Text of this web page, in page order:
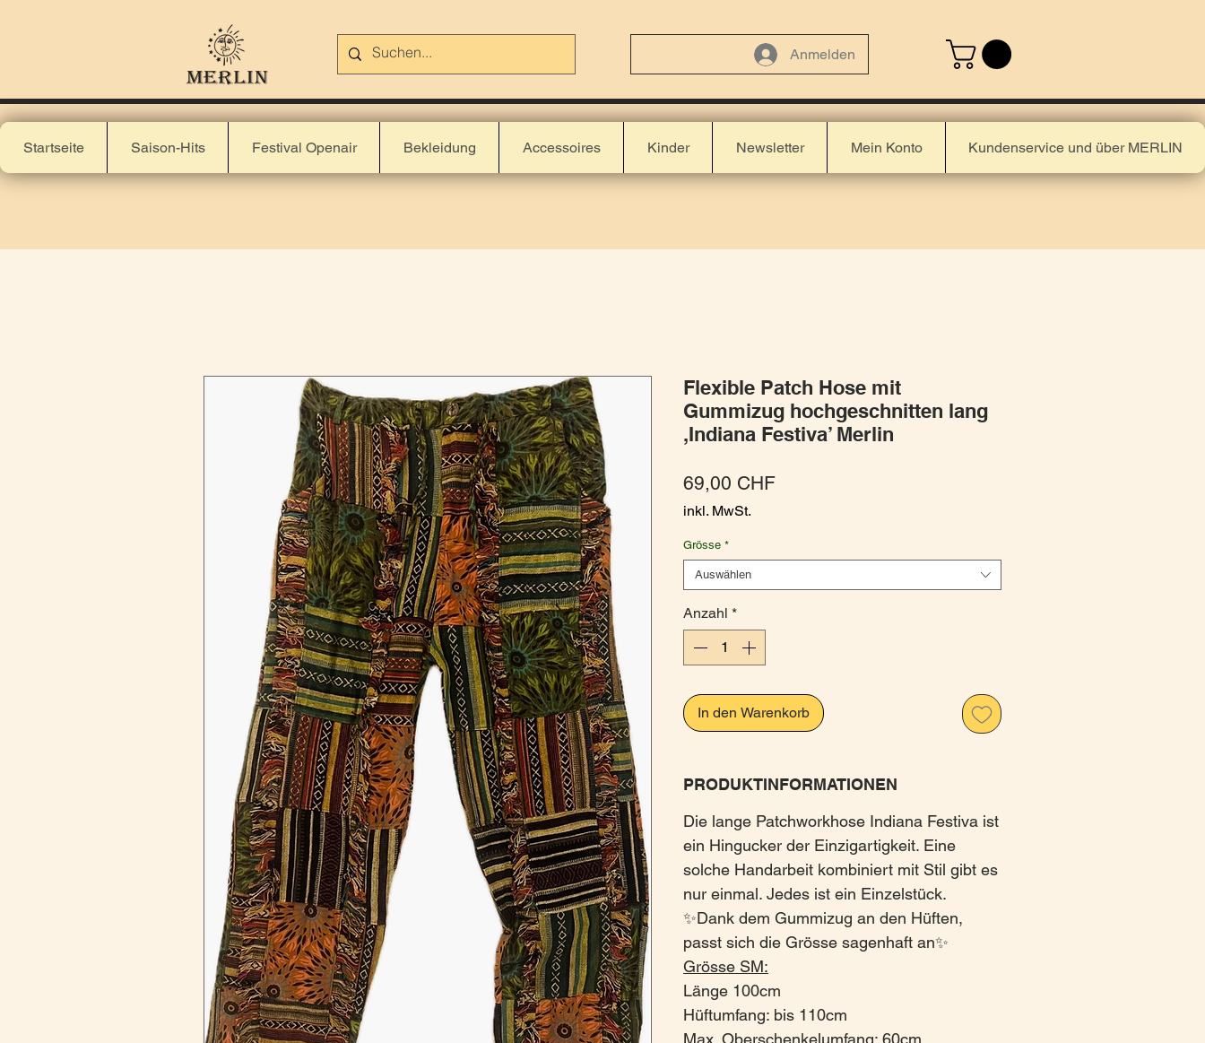
Anmelden
Startseite Saison-Hits Festival Openair Bekleidung Accessoires Kinder Newsletter Mein Konto Kundenservice und über MERLIN
Flexible Patch Hose mit
Gummizug hochgeschnitten lang
,Indiana Festiva’ Merlin
69,00 CHFPreis
inkl. MwSt.
Grösse *
Auswählen
Anzahl *
In den Warenkorb
PRODUKTINFORMATIONEN
Die lange Patchworkhose Indiana Festiva ist
ein Hingucker der Einzigartigkeit. Eine
solche Handarbeit kombiniert mit Stil gibt es
nur einmal. Jedes ist ein Einzelstück.
✨Dank dem Gummizug an den Hüften,
passt sich die Grösse sagenhaft an✨
Grösse SM:
Länge 100cm
Hüftumfang: bis 110cm
Max. Oberschenkelumfang: 60cm